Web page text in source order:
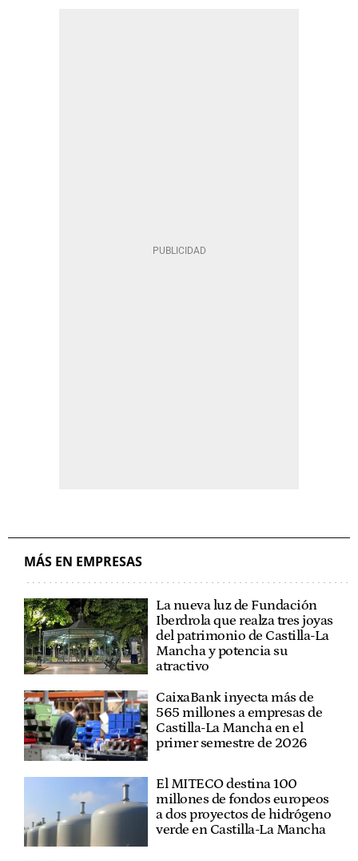
MÁS EN EMPRESAS
La nueva luz de Fundación
Iberdrola que realza tres joyas
del patrimonio de Castilla-La
Mancha y potencia su
atractivo
CaixaBank inyecta más de
565 millones a empresas de
Castilla-La Mancha en el
primer semestre de 2026
El MITECO destina 100
millones de fondos europeos
a dos proyectos de hidrógeno
verde en Castilla-La Mancha